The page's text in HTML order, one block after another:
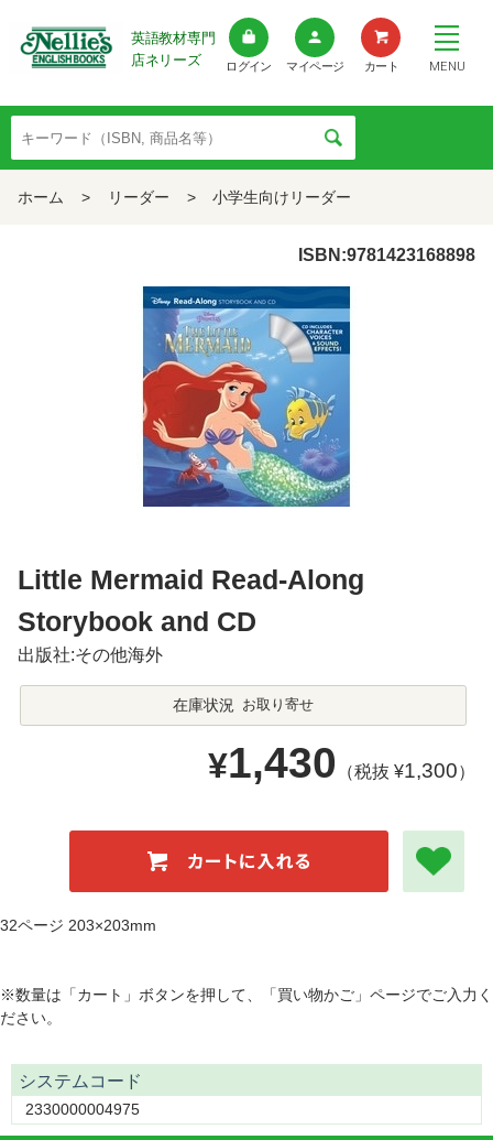
英語教材専門
店ネリーズ
ログイン マイページ カート MENU
ホーム > リーダー > 小学生向けリーダー
ISBN:9781423168898
Little Mermaid Read-Along
Storybook and CD
出版社:その他海外
在庫状況 お取り寄せ
¥1,430 （税抜 ¥1,300）
32ページ 203×203mm
※数量は「カート」ボタンを押して、「買い物かご」ページでご入力く
ださい。
システムコード
2330000004975